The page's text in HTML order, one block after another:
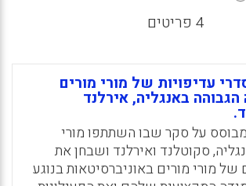
4 פריטים
עדיפויות של מורי מורים
באנגליה, אירלנד
על סקר שבו השתתפו מורי
סקוטלנד ואירלנד ושבחן את
של מורי מורים באוניברסיטאות בנוגע